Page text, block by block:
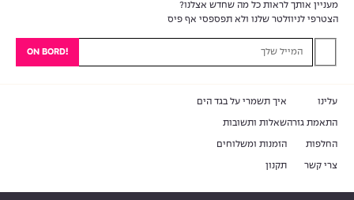
עוד
מעניין אותך לראות כל מה שחדש אצלנו?
הצטרפי לניוזלטר שלנו ולא תפספסי אף פיס
עלינו
התאמת גזרה
החלפות
צרי קשר
איך תשמרי על בגד הים
שאלות ותשובות
הזמנות ומשלוחים
תקנון